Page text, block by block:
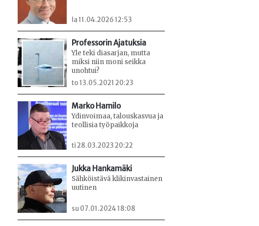
la 11.04.2026 12:53
Professorin Ajatuksia
Yle teki diasarjan, mutta
miksi niin moni seikka
unohtui?
to 13.05.2021 20:23
Marko Hamilo
Ydinvoimaa, talouskasvua ja
teollisia työpaikkoja
ti 28.03.2023 20:22
Jukka Hankamäki
Sähköistävä klikinvastainen
uutinen
su 07.01.2024 18:08